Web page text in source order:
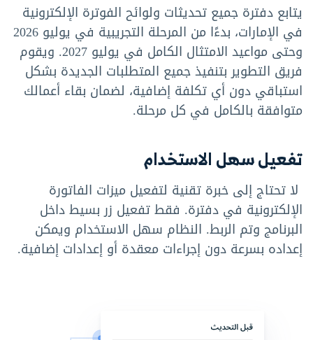
يتابع دفترة جميع تحديثات ولوائح الفوترة الإلكترونية
في الإمارات، بدءًا من المرحلة التجريبية في يوليو 2026
وحتى مواعيد الامتثال الكامل في يوليو 2027. ويقوم
فريق التطوير بتنفيذ جميع المتطلبات الجديدة بشكل
استباقي دون أي تكلفة إضافية، لضمان بقاء أعمالك
متوافقة بالكامل في كل مرحلة.
تفعيل سهل الاستخدام
لا تحتاج إلى خبرة تقنية لتفعيل ميزات الفاتورة
الإلكترونية في دفترة. فقط تفعيل زر بسيط داخل
البرنامج وتم الربط. النظام سهل الاستخدام ويمكن
إعداده بسرعة دون إجراءات معقدة أو إعدادات إضافية.